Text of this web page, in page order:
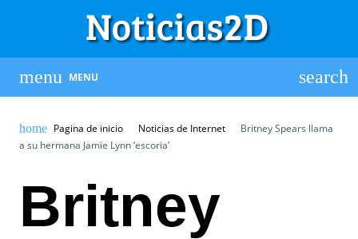
MENU
Pagina de inicio Noticias de Internet
Britney Spears llama
a su hermana Jamie Lynn ‘escoria’
Britney